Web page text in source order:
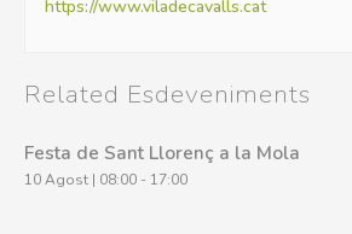
https://www.viladecavalls.cat
Related Esdeveniments
Festa de Sant Llorenç a la Mola
10 Agost | 08:00 - 17:00